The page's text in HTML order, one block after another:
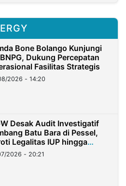
Bone Bolango Kunjungi
Dukung Percepatan
Fasilitas Strategis
2026 - 14:20
Desak Audit Investigatif
Batu Bara di Pessel,
Legalitas IUP hingga
2026 - 20:21